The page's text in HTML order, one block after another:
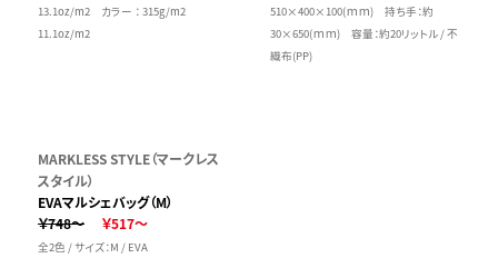
13.1oz/m2 カラー ： 315g/m2
11.1oz/m2
510×400×100(ｍｍ) 持ち手：約
30×650(ｍｍ) 容量：約20リットル / 不
織布(PP)
MARKLESS STYLE（マークレス
スタイル）
EVAマルシェバッグ（M）
￥748～
￥517～
全2色 / サイズ：M / EVA